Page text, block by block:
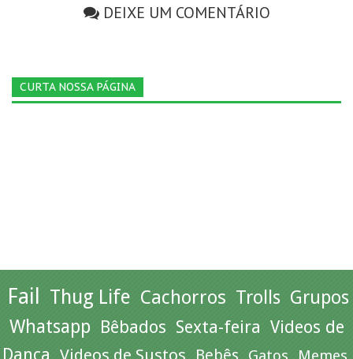
DEIXE UM COMENTÁRIO
CURTA NOSSA PÁGINA
Fail Thug Life Cachorros Trolls Grupos
Whatsapp Bêbados Sexta-feira Videos de
Dança Videos de Sustos Bebês Gatos Memes